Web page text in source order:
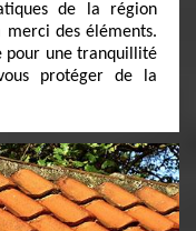
de la région
merci des éléments.
pour une tranquillité
protéger de la